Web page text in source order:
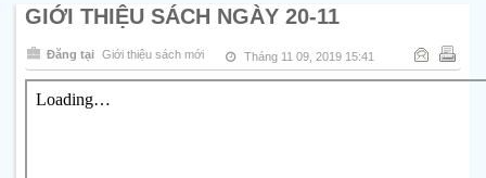
GIỚI THIỆU SÁCH NGÀY 20-11
Đăng tại Giới thiệu sách mới Tháng 11 09, 2019 15:41